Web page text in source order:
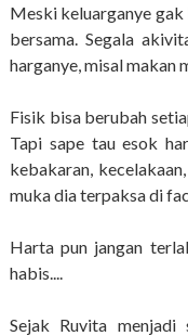
Meski keluarganye gak
bersama. Segala
harganye, misal makan
Fisik bisa berubah
Tapi sape tau esok
kebakaran,
muka dia terpaksa di
Harta pun jangan
habis....
Sejak Ruvita